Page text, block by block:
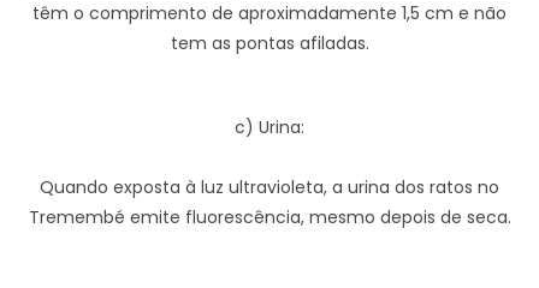
têm o comprimento de aproximadamente 1,5 cm e não
tem as pontas afiladas.
c) Urina:
Quando exposta à luz ultravioleta, a urina dos ratos no
Tremembé emite fluorescência, mesmo depois de seca.